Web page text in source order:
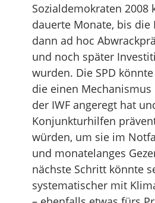
Sozialdemokraten 2008
dauerte Monate, bis die
dann ad hoc
und noch später
wurden. Die SPD
die einen
der IWF angeregt hat
Konjunkturhilfen
würden, um sie im
und monatelanges
nächste Schritt könnte
systematischer mit